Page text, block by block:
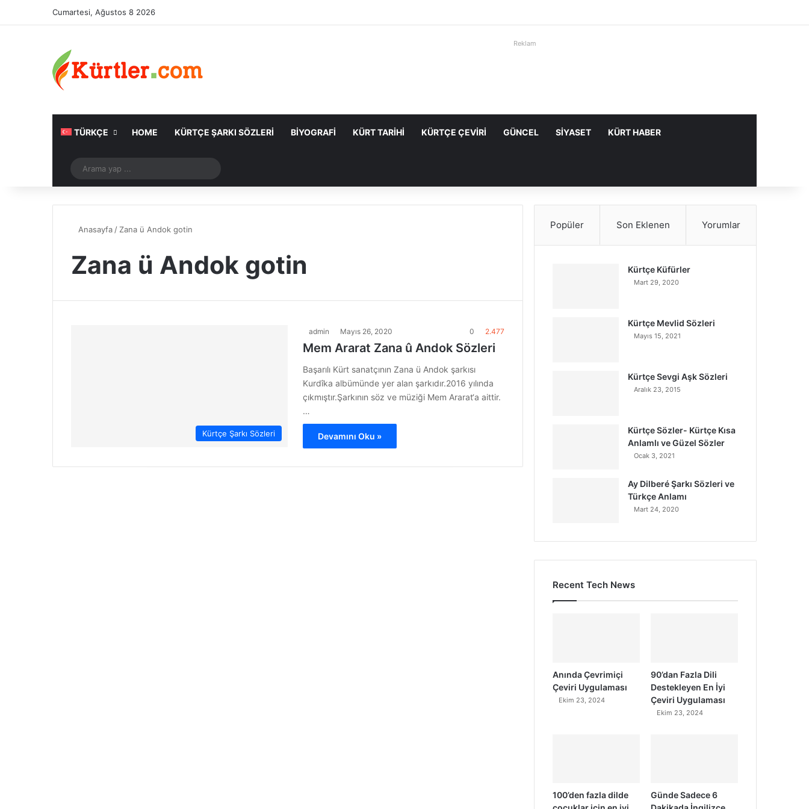
Cumartesi, Ağustos 8 2026
Reklam
TÜRKÇE HOME KÜRTÇE ŞARKI SÖZLERI BIYOGRAFI KÜRT TARIHI KÜRTÇE ÇEVIRI GÜNCEL SIYASET KÜRT HABER
Rastgele Makale
yap
Anasayfa / Zana ü Andok gotin
Zana ü Andok gotin
Kürtçe Şarkı Sözleri
admin Mayıs 26, 2020 0 2.477
Mem Ararat Zana û Andok Sözleri
Başarılı Kürt sanatçının Zana ü Andok şarkısı
Kurdîka albümünde yer alan şarkıdır.2016 yılında
çıkmıştır.Şarkının söz ve müziği Mem Ararat‘a aittir.
…
Devamını Oku »
Popüler Son Eklenen Yorumlar
Kürtçe Küfürler
Mart 29, 2020
Kürtçe Mevlid Sözleri
Mayıs 15, 2021
Kürtçe Sevgi Aşk Sözleri
Aralık 23, 2015
Kürtçe Sözler- Kürtçe Kısa
Anlamlı ve Güzel Sözler
Ocak 3, 2021
Ay Dilberé Şarkı Sözleri ve
Türkçe Anlamı
Mart 24, 2020
Recent Tech News
Anında Çevrimiçi
Çeviri Uygulaması
Ekim 23, 2024
90’dan Fazla Dili
Destekleyen En İyi
Çeviri Uygulaması
Ekim 23, 2024
100’den fazla dilde
Günde Sadece 6